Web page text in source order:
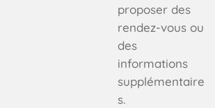
proposer des
rendez-vous ou
des
informations
supplémentaire
s.